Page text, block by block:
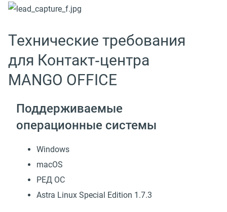
Технические требования
для Контакт‑центра
MANGO OFFICE
Поддерживаемые
операционные системы
Windows
macOS
РЕД ОС
Astra Linux Special Edition 1.7.3